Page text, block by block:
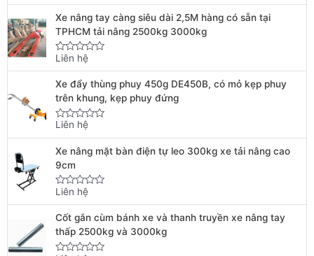
0
of
5
Xe nâng tay càng siêu dài 2,5M hàng có sẵn tại
TPHCM tải nâng 2500kg 3000kg
Rated
0
of
5
Liên hệ
Xe đẩy thùng phuy 450g DE450B, có mỏ kẹp phuy
trên khung, kẹp phuy đứng
Rated
0
of
5
Liên hệ
Xe nâng mặt bàn điện tự leo 300kg xe tải nâng cao
9cm
Rated
0
out
of
5
Liên hệ
Cốt gắn cùm bánh xe và thanh truyền xe nâng tay
thấp 2500kg và 3000kg